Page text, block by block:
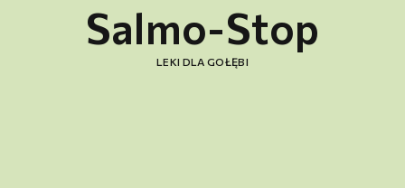
Salmo-Stop
LEKI DLA GOŁĘBI